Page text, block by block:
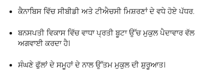
ਕੈਨਾਬਿਸ ਵਿੱਚ ਸੀਬੀਡੀ ਅਤੇ ਟੀਐਚਸੀ ਮਿਸ਼ਰਣਾਂ ਦੇ ਵਧੇ ਹੋਏ ਪੱਧਰ.
ਬਨਸਪਤੀ ਵਿਕਾਸ ਵਿੱਚ ਵਾਧਾ ਪ੍ਰਤੀ ਬੂਟਾ ਉੱਚ ਮੁਕੁਲ ਪੈਦਾਵਾਰ ਵੱਲ
ਅਗਵਾਈ ਕਰਦਾ ਹੈ।
ਸੰਘਣੇ ਫੁੱਲਾਂ ਦੇ ਸਮੂਹਾਂ ਦੇ ਨਾਲ ਉੱਤਮ ਮੁਕੁਲ ਦੀ ਸ਼ੁਰੂਆਤ।